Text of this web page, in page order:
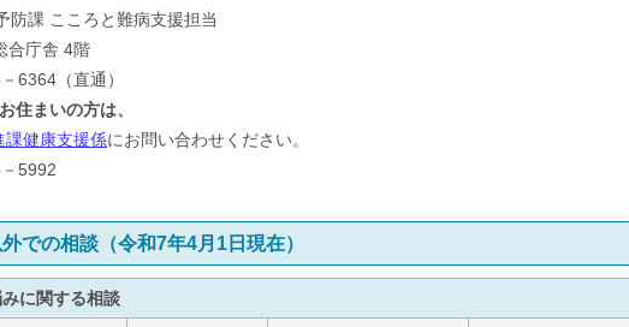
防課 こころと難病支援担当
合庁舎 4階
6364（直通）
住まいの方は、
課健康支援係にお問い合わせください。
5992
での相談（令和7年4月1日現在）
に関する相談